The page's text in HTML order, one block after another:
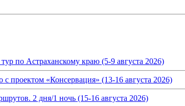
по Астраханскому краю (5-9 августа 2026)
проектом «Консервация» (13-16 августа 2026)
2 дня/1 ночь (15-16 августа 2026)